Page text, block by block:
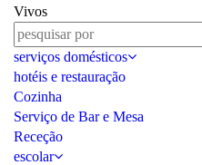
Vivos
serviços domésticos
hotéis e restauração
Cozinha
Serviço de Bar e Mesa
Receção
escolar